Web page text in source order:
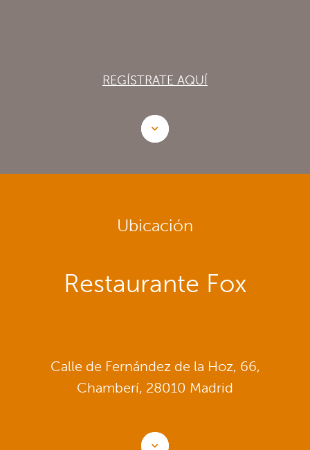
REGÍSTRATE AQUÍ
Ubicación
Restaurante Fox
Calle de Fernández de la Hoz, 66,
Chamberí, 28010 Madrid